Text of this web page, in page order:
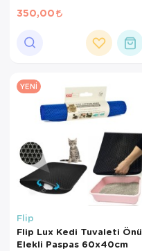
720 ml
350,00
YENI
Flip
Flip Lux Kedi Tuvaleti Önü
Elekli Paspas 60x40cm